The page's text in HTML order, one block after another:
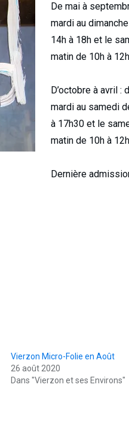
De mai à
mardi au
14h à 18h et le
matin de 10h à 12h
D’octobre à avril :
mardi au samedi
à 17h30 et le
matin de 10h à 12h
Dernière
Vierzon Micro-Folie en Août
26 août 2020
Dans "Vierzon et ses Environs"